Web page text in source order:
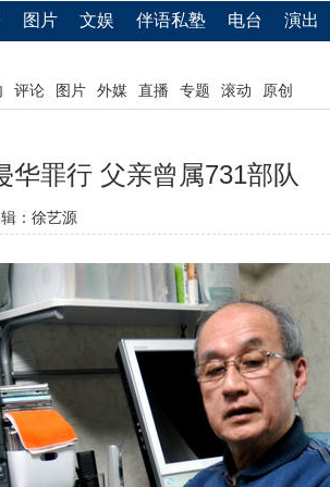
图片 文娱 伴语私塾 电台 演出
评论 图片 外媒 直播 专题 滚动 原创
华罪行 父亲曾属731部队
：徐艺源